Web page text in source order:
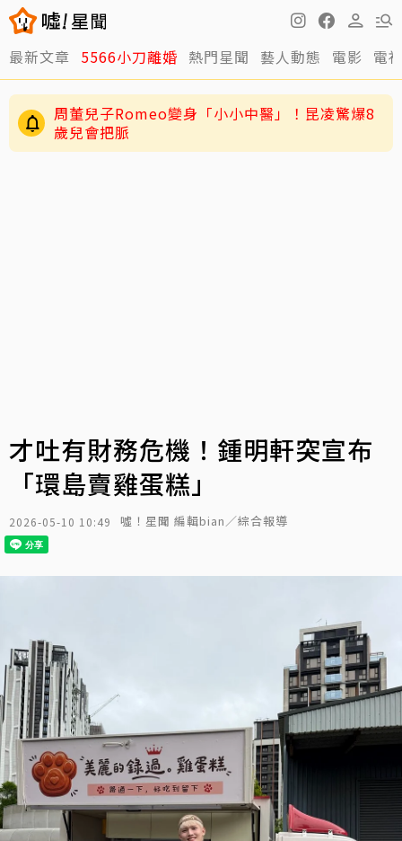
最新文章 5566小刀離婚 熱門星聞 藝人動態 電影 電
周董兒子Romeo變身「小小中醫」！昆凌驚爆8
歲兒會把脈
才吐有財務危機！鍾明軒突宣布
「環島賣雞蛋糕」
2026-05-10 10:49 噓！星聞 編輯bian／綜合報導